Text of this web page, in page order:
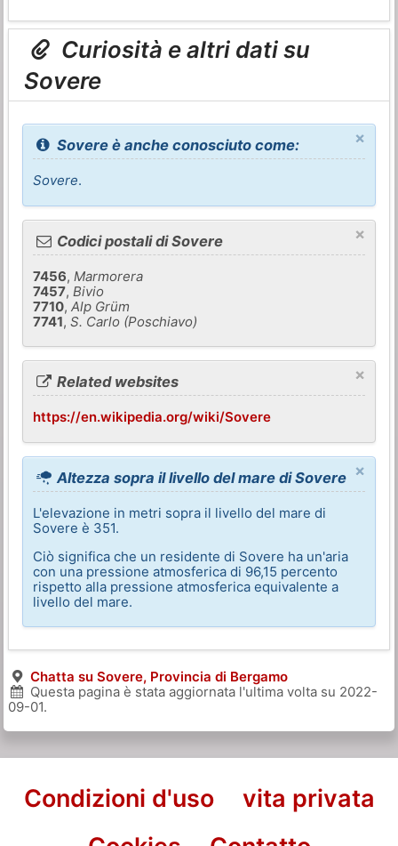
Curiosità e altri dati su
Sovere
×
Sovere è anche conosciuto come:
Sovere.
×
Codici postali di Sovere
7456, Marmorera
7457, Bivio
7710,Alp Grüm
7741,S. Carlo (Poschiavo)
×
Related websites
https://en.wikipedia.org/wiki/Sovere
×
Altezza sopra il livello del mare di Sovere
L'elevazione in metri sopra il livello del mare di
Sovere è 351.
Ciò significa che un residente di Sovere ha un'aria
con una pressione atmosferica di 96,15 percento
rispetto alla pressione atmosferica equivalente a
livello del mare.
Chatta su Sovere, Provincia di Bergamo
Questa pagina è stata aggiornata l'ultima volta su 2022-
09-01.
Condizioni d'uso
vita privata